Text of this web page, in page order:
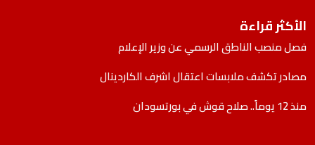
الأكثر قراءة
فصل منصب الناطق الرسمي عن وزير الإعلام
مصادر تكشف ملابسات اعتقال اشرف الكاردينال
منذ 12 يوماً.. صلاح قوش في بورتسودان